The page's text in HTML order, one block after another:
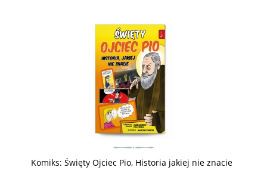
Komiks: Święty Ojciec Pio, Historia jakiej nie znacie